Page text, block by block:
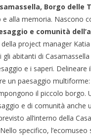
Borgo delle
alla memoria. Nascono
e comunità
project manager Katia
abitanti di
e i saperi. Delineare
un paesaggio
il piccolo borgo.
e di comunità anche
all’interno della
specifico,